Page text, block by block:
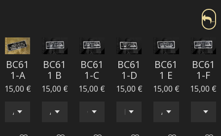
...
BC61
1-A
15,00 €
BC61
1 B
15,00 €
BC61
1-C
15,00 €
BC61
1-D
15,00 €
BC61
1 E
15,00 €
BC61
1-F
15,00 €